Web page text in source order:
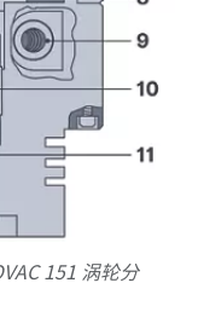
151 涡轮分